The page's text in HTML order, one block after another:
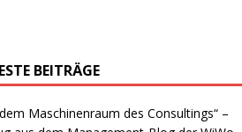
BEITRÄGE
Maschinenraum des Consultings“ –